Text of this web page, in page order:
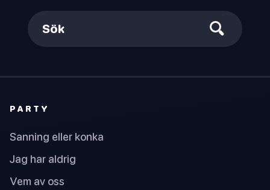
Sök
PARTY
Sanning eller konka
Jag har aldrig
Vem av oss